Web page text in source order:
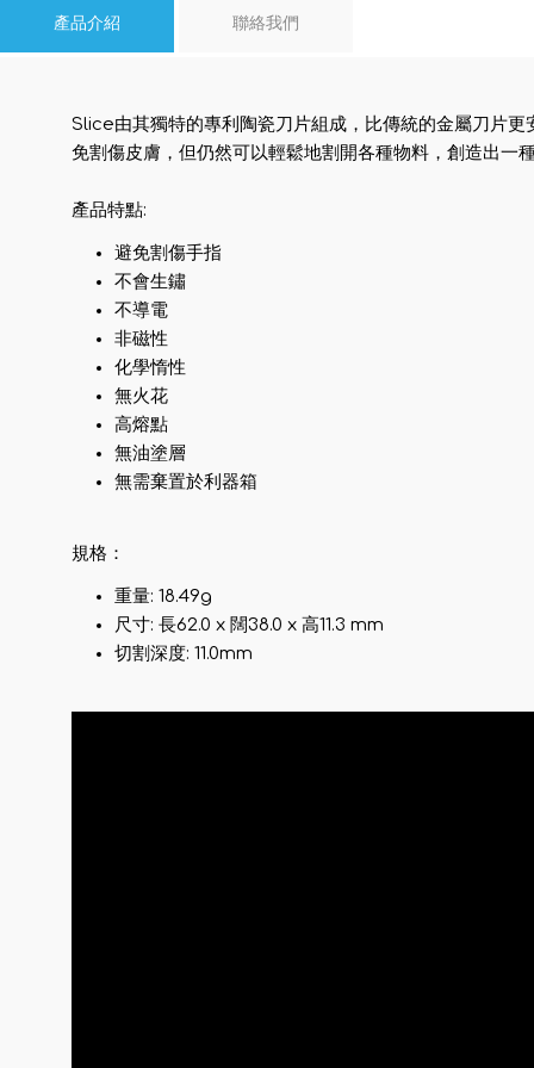
產品介紹 聯絡我們
Slice由其獨特的專利陶瓷刀片組成，比傳統的金屬刀片更
免割傷皮膚，但仍然可以輕鬆地割開各種物料，創造出一
產品特點:
避免割傷手指
不會生鏽
不導電
非磁性
化學惰性
無火花
高熔點
無油塗層
無需棄置於利器箱
規格：
重量: 18.49g
尺寸: 長62.0 x 闊38.0 x 高11.3 mm
切割深度: 11.0mm